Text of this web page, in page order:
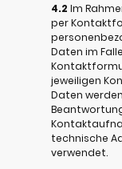
4.2 Im
per
Daten im
jeweiligen
Daten
technische
verwendet.